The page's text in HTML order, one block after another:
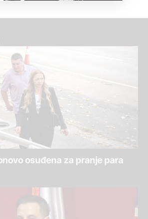
osuđena za pranje para